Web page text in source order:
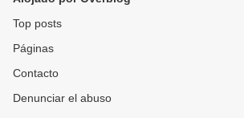
Top posts
Páginas
Contacto
Denunciar el abuso